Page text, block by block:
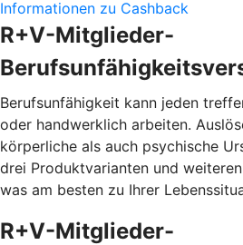
Informationen zu Cashback
R+V-Mitglieder-
Berufsunfähigkeit kann jeden
oder handwerklich arbeiten.
körperliche als auch psychische
drei Produktvarianten und
was am besten zu Ihrer
R+V-Mitglieder-